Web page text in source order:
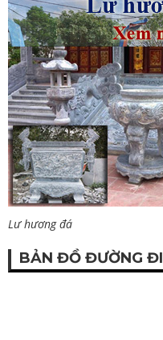
Lư hương đá
BẢN ĐỒ ĐƯỜNG ĐI